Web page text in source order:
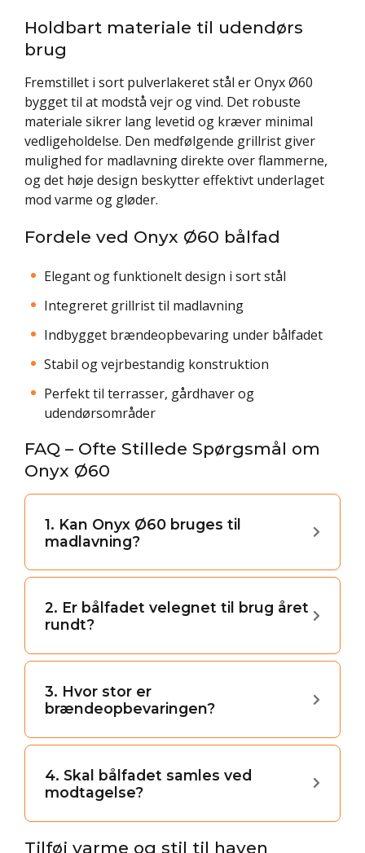
Holdbart materiale til udendørs
brug
Fremstillet i sort pulverlakeret stål er Onyx Ø60
bygget til at modstå vejr og vind. Det robuste
materiale sikrer lang levetid og kræver minimal
vedligeholdelse. Den medfølgende grillrist giver
mulighed for madlavning direkte over flammerne,
og det høje design beskytter effektivt underlaget
mod varme og gløder.
Fordele ved Onyx Ø60 bålfad
Elegant og funktionelt design i sort stål
Integreret grillrist til madlavning
Indbygget brændeopbevaring under bålfadet
Stabil og vejrbestandig konstruktion
Perfekt til terrasser, gårdhaver og
udendørsområder
FAQ – Ofte Stillede Spørgsmål om
Onyx Ø60
1. Kan Onyx Ø60 bruges til
madlavning?
2. Er bålfadet velegnet til brug året
rundt?
3. Hvor stor er
brændeopbevaringen?
4. Skal bålfadet samles ved
modtagelse?
Tilføj varme og stil til haven